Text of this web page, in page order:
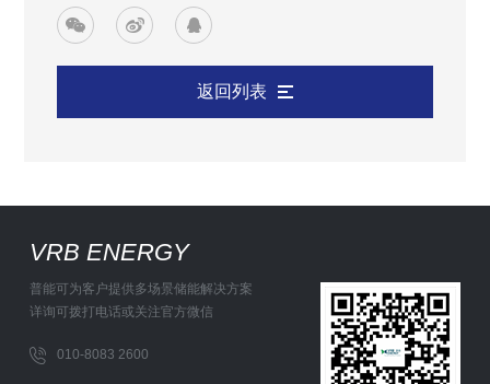
返回列表
VRB ENERGY
普能可为客户提供多场景储能解决方案
详询可拨打电话或关注官方微信
010-8083 2600